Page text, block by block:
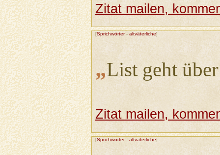
Zitat mailen,
[Sprichwörter- altväterliche]
„List geht
Zitat mailen,
[Sprichwörter- altväterliche]